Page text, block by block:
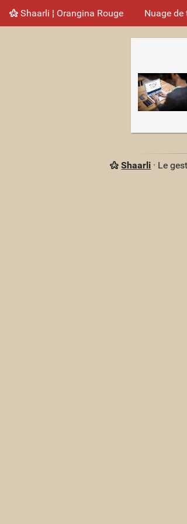
Shaarli ¦ Orangina Rouge Nuage de
Shaarli · Le